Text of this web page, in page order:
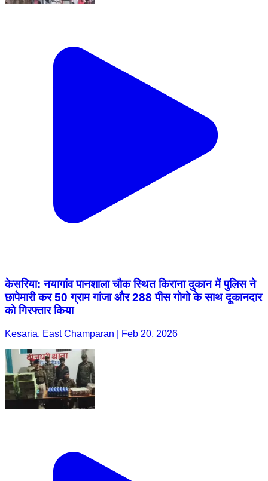
केसरिया: नयागांव पानशाला चौक स्थित किराना दुकान में पुलिस ने
छापेमारी कर 50 ग्राम गांजा और 288 पीस गोगो के साथ दूकानदार
को गिरफ्तार किया
Kesaria, East Champaran | Feb 20, 2026